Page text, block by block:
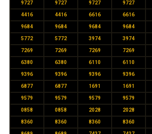
9727 9727 9727 9727
4416 4416 6616 6616
9684 9684 9684 9684
5772 5772 3974 3974
7269 7269 7269 7269
6380 6380 6110 6110
9396 9396 9396 9396
6877 6877 1691 1691
9579 9579 9579 9579
0858 0858 2028 2028
8360 8360 8360 8360